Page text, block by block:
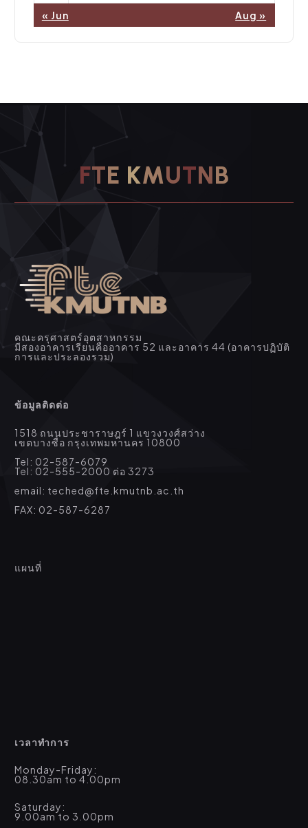
« Jun Aug »
FTE KMUTNB
คณะครุศาสตร์อุตสาหกรรม
มีสองอาคารเรียนคืออาคาร 52 และอาคาร 44 (อาคารปฏิบัติ
การและประลองรวม)
ข้อมูลติดต่อ
1518 ถนนประชาราษฎร์ 1 แขวงวงศ์สว่าง
เขตบางซื่อ กรุงเทพมหานคร 10800
Tel: 02-587-6079
Tel: 02-555-2000 ต่อ 3273
email: teched@fte.kmutnb.ac.th
FAX: 02-587-6287
แผนที่
เวลาทำการ
Monday-Friday:
08.30am to 4.00pm
Saturday:
9.00am to 3.00pm